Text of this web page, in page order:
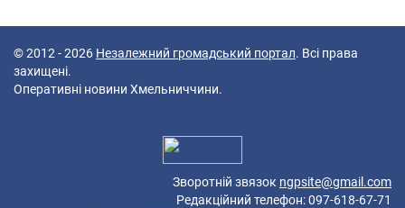
© 2012 - 2026 Незалежний громадський портал. Всі права
захищені.
Оперативні новини Хмельниччини.
Зворотній звязок ngpsite@gmail.com
Редакційний телефон: 097-618-67-71